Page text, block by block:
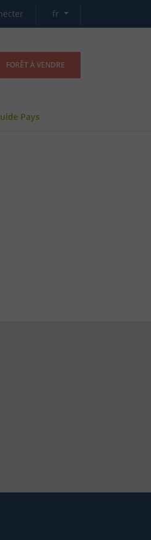
fr
FORÊT À VENDRE
Pays